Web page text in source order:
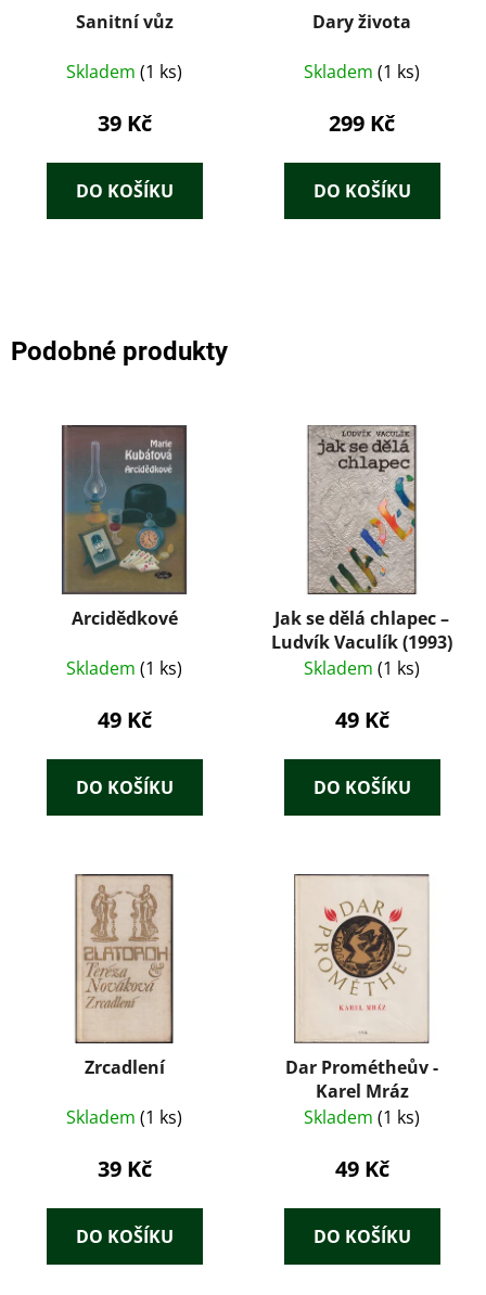
Sanitní vůz
Skladem (1 ks)
39 Kč
DO KOŠÍKU
Dary života
Skladem (1 ks)
299 Kč
DO KOŠÍKU
Podobné produkty
Arcidědkové
Skladem (1 ks)
49 Kč
DO KOŠÍKU
Jak se dělá chlapec –
Ludvík Vaculík (1993)
Skladem (1 ks)
49 Kč
DO KOŠÍKU
Zrcadlení
Skladem (1 ks)
39 Kč
DO KOŠÍKU
Dar Prométheův -
Karel Mráz
Skladem (1 ks)
49 Kč
DO KOŠÍKU